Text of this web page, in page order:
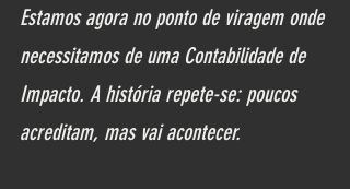
Estamos agora no ponto de viragem onde
necessitamos de uma Contabilidade de
Impacto. A história repete-se: poucos
acreditam, mas vai acontecer.